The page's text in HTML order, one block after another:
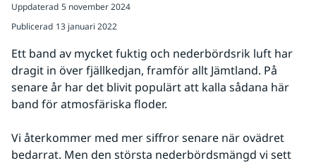
Uppdaterad 5 november 2024
Publicerad 13 januari 2022
Ett band av mycket fuktig och nederbördsrik luft har
dragit in över fjällkedjan, framför allt Jämtland. På
senare år har det blivit populärt att kalla sådana här
band för atmosfäriska floder.
Vi återkommer med mer siffror senare när ovädret
bedarrat. Men den största nederbördsmängd vi sett